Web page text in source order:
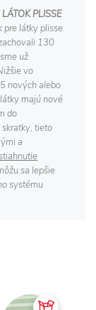
PLISSE
pre látky plisse
130
už
vo
nových alebo
majú nové
do
tieto
a
sa lepšie
systému